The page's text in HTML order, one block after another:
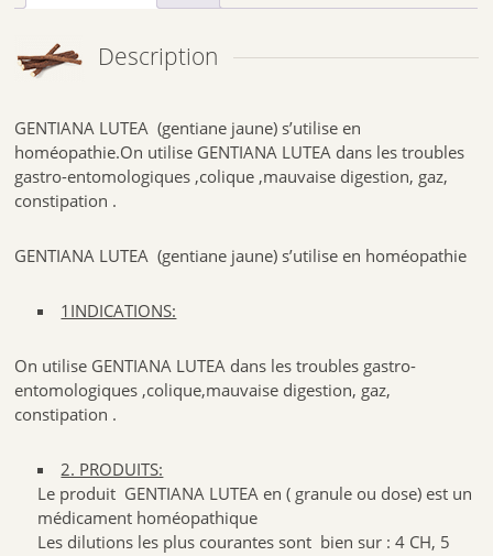
Description
GENTIANA LUTEA (gentiane jaune) s’utilise en
homéopathie.On utilise GENTIANA LUTEA dans les troubles
gastro-entomologiques ,colique ,mauvaise digestion, gaz,
constipation .
GENTIANA LUTEA (gentiane jaune) s’utilise en homéopathie
1INDICATIONS:
On utilise GENTIANA LUTEA dans les troubles gastro-
entomologiques ,colique,mauvaise digestion, gaz,
constipation .
2. PRODUITS:
Le produit GENTIANA LUTEA en ( granule ou dose) est un
médicament homéopathique
Les dilutions les plus courantes sont bien sur : 4 CH, 5